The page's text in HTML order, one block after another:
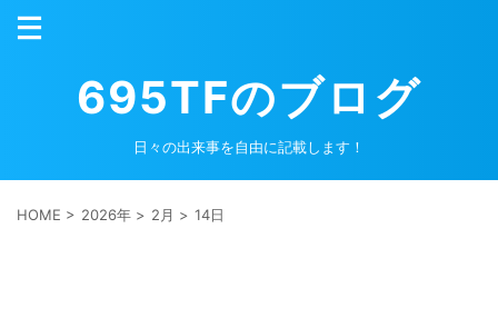
695TFのブログ
日々の出来事を自由に記載します！
HOME > 2026年 > 2月 > 14日